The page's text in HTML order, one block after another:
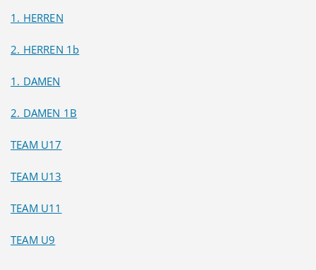
1. HERREN
2. HERREN 1b
1. DAMEN
2. DAMEN 1B
TEAM U17
TEAM U13
TEAM U11
TEAM U9